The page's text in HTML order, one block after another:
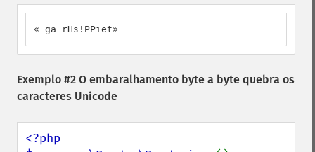
« ga rHs!PPiet»
Exemplo #2 O embaralhamento byte a byte quebra os
caracteres Unicode
<?php